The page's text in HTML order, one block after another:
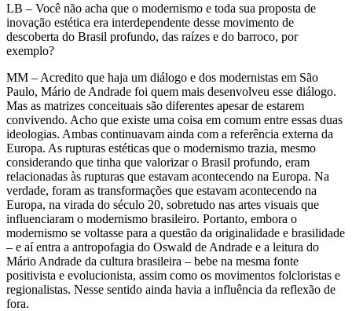
LB – Você não acha que o modernismo e toda sua proposta de
inovação estética era interdependente desse movimento de
descoberta do Brasil profundo, das raízes e do barroco, por
exemplo?
MM – Acredito que haja um diálogo e dos modernistas em São
Paulo, Mário de Andrade foi quem mais desenvolveu esse diálogo.
Mas as matrizes conceituais são diferentes apesar de estarem
convivendo. Acho que existe uma coisa em comum entre essas duas
ideologias. Ambas continuavam ainda com a referência externa da
Europa. As rupturas estéticas que o modernismo trazia, mesmo
considerando que tinha que valorizar o Brasil profundo, eram
relacionadas às rupturas que estavam acontecendo na Europa. Na
verdade, foram as transformações que estavam acontecendo na
Europa, na virada do século 20, sobretudo nas artes visuais que
influenciaram o modernismo brasileiro. Portanto, embora o
modernismo se voltasse para a questão da originalidade e brasilidade
– e aí entra a antropofagia do Oswald de Andrade e a leitura do
Mário Andrade da cultura brasileira – bebe na mesma fonte
positivista e evolucionista, assim como os movimentos folcloristas e
regionalistas. Nesse sentido ainda havia a influência da reflexão de
fora.